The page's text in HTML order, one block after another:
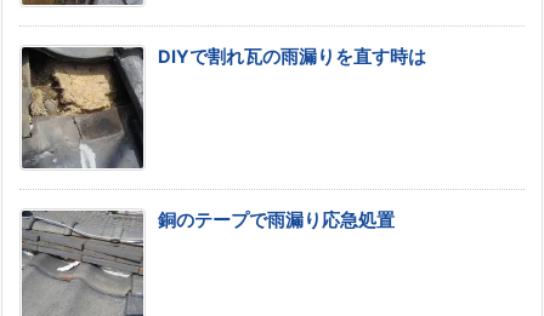
DIYで割れ瓦の雨漏りを直す時は
銅のテープで雨漏り応急処置